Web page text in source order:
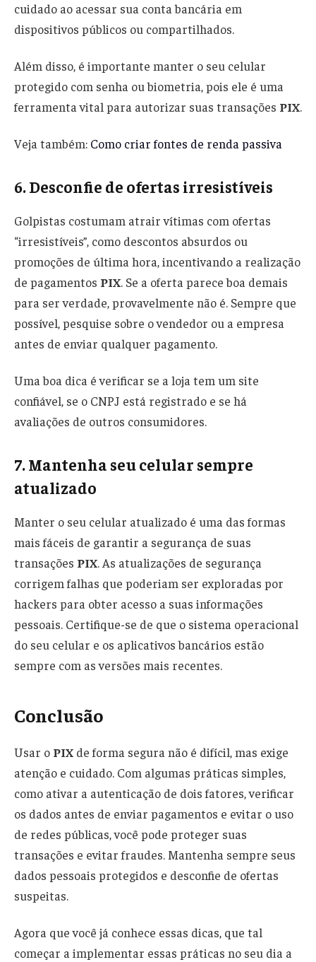
cuidado ao acessar sua conta bancária em
dispositivos públicos ou compartilhados.
Além disso, é importante manter o seu celular
protegido com senha ou biometria, pois ele é uma
ferramenta vital para autorizar suas transações PIX.
Veja também: Como criar fontes de renda passiva
6. Desconfie de ofertas irresistíveis
Golpistas costumam atrair vítimas com ofertas
“irresistíveis”, como descontos absurdos ou
promoções de última hora, incentivando a realização
de pagamentos PIX. Se a oferta parece boa demais
para ser verdade, provavelmente não é. Sempre que
possível, pesquise sobre o vendedor ou a empresa
antes de enviar qualquer pagamento.
Uma boa dica é verificar se a loja tem um site
confiável, se o CNPJ está registrado e se há
avaliações de outros consumidores.
7. Mantenha seu celular sempre
atualizado
Manter o seu celular atualizado é uma das formas
mais fáceis de garantir a segurança de suas
transações PIX. As atualizações de segurança
corrigem falhas que poderiam ser exploradas por
hackers para obter acesso a suas informações
pessoais. Certifique-se de que o sistema operacional
do seu celular e os aplicativos bancários estão
sempre com as versões mais recentes.
Conclusão
Usar o PIX de forma segura não é difícil, mas exige
atenção e cuidado. Com algumas práticas simples,
como ativar a autenticação de dois fatores, verificar
os dados antes de enviar pagamentos e evitar o uso
de redes públicas, você pode proteger suas
transações e evitar fraudes. Mantenha sempre seus
dados pessoais protegidos e desconfie de ofertas
suspeitas.
Agora que você já conhece essas dicas, que tal
começar a implementar essas práticas no seu dia a